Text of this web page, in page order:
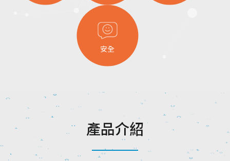
安全
產品介紹